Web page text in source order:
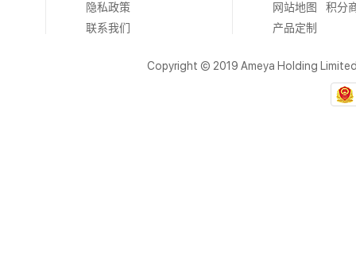
隐私政策
联系我们
网站地图
积分
产品定制
Copyright © 2019 Ameya Holding